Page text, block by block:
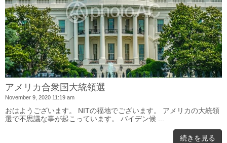
アメリカ合衆国大統領選
November 9, 2020 11:19 am
おはようございます。 NITの福地でございます。 アメリカの大統領
選で不思議な事が起こっています。 バイデン候 ...
続きを見る